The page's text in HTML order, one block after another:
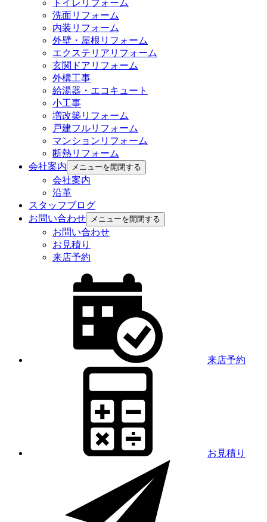
トイレリフォーム
洗面リフォーム
内装リフォーム
外壁・屋根リフォーム
エクステリアリフォーム
玄関ドアリフォーム
外構工事
給湯器・エコキュート
小工事
増改築リフォーム
戸建フルリフォーム
マンションリフォーム
断熱リフォーム
会社案内
メニューを開閉する
会社案内
沿革
スタッフブログ
お問い合わせ
メニューを開閉する
お問い合わせ
お見積り
来店予約
来店予約
お見積り